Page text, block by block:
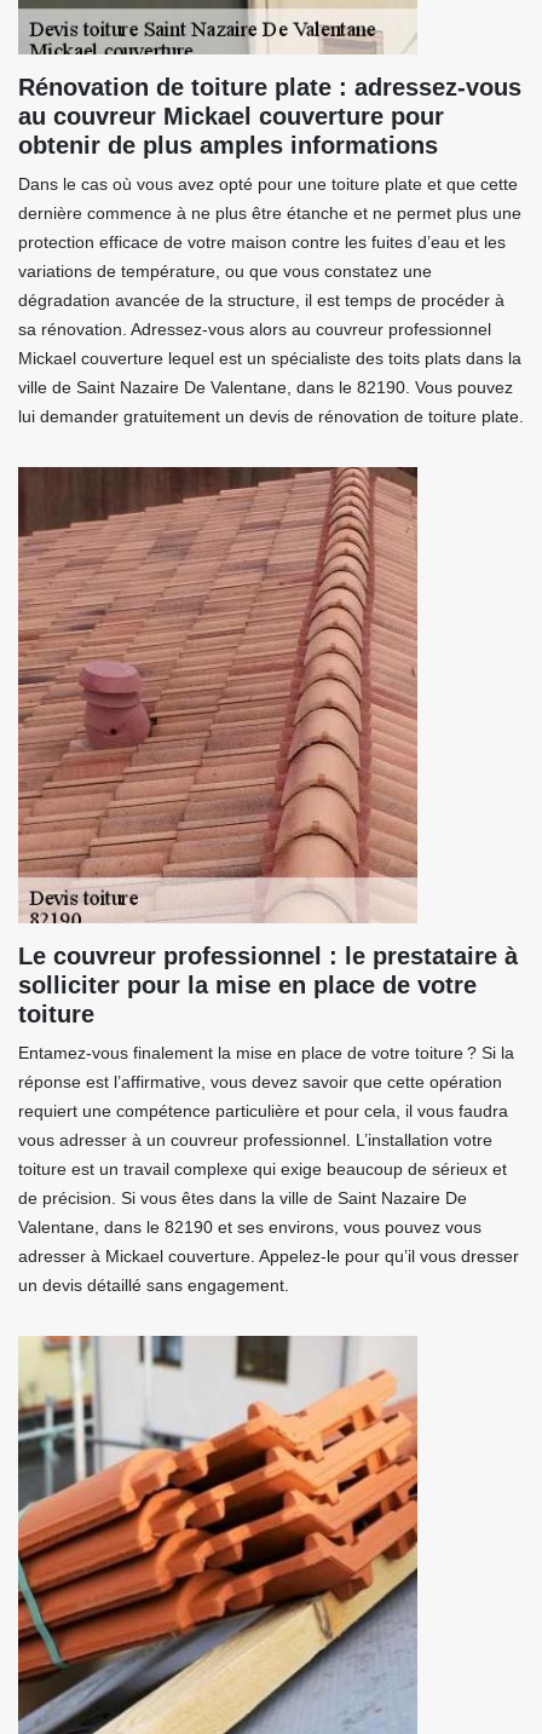
Rénovation de toiture plate : adressez-vous
au couvreur Mickael couverture pour
obtenir de plus amples informations
Dans le cas où vous avez opté pour une toiture plate et que cette
dernière commence à ne plus être étanche et ne permet plus une
protection efficace de votre maison contre les fuites d’eau et les
variations de température, ou que vous constatez une
dégradation avancée de la structure, il est temps de procéder à
sa rénovation. Adressez-vous alors au couvreur professionnel
Mickael couverture lequel est un spécialiste des toits plats dans la
ville de Saint Nazaire De Valentane, dans le 82190. Vous pouvez
lui demander gratuitement un devis de rénovation de toiture plate.
Le couvreur professionnel : le prestataire à
solliciter pour la mise en place de votre
toiture
Entamez-vous finalement la mise en place de votre toiture ? Si la
réponse est l’affirmative, vous devez savoir que cette opération
requiert une compétence particulière et pour cela, il vous faudra
vous adresser à un couvreur professionnel. L’installation votre
toiture est un travail complexe qui exige beaucoup de sérieux et
de précision. Si vous êtes dans la ville de Saint Nazaire De
Valentane, dans le 82190 et ses environs, vous pouvez vous
adresser à Mickael couverture. Appelez-le pour qu’il vous dresser
un devis détaillé sans engagement.